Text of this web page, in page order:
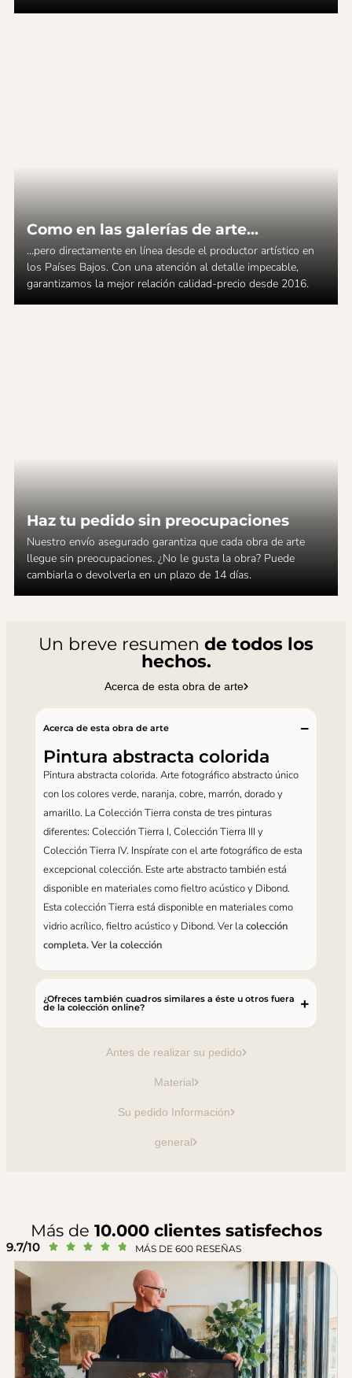
Como en las galerías de arte...
...pero directamente en línea desde el productor artístico en
los Países Bajos. Con una atención al detalle impecable,
garantizamos la mejor relación calidad-precio desde 2016.
Haz tu pedido sin preocupaciones
Nuestro envío asegurado garantiza que cada obra de arte
llegue sin preocupaciones. ¿No le gusta la obra? Puede
cambiarla o devolverla en un plazo de 14 días.
Un breve resumen de todos los
hechos.
Acerca de esta obra de arte
Antes de realizar su pedido
Material
Su pedido Información
general
Acerca de esta obra de arte
Pintura abstracta colorida
Pintura abstracta colorida. Arte fotográfico abstracto único
con los colores verde, naranja, cobre, marrón, dorado y
amarillo. La Colección Tierra consta de tres pinturas
diferentes: Colección Tierra I, Colección Tierra III y
Colección Tierra IV. Inspírate con el arte fotográfico de esta
excepcional colección. Este arte abstracto también está
disponible en materiales como fieltro acústico y Dibond.
Esta colección Tierra está disponible en materiales como
vidrio acrílico, fieltro acústico y Dibond. Ver la colección
completa. Ver la colección
¿Ofreces también cuadros similares a éste u otros fuera
de la colección online?
Más de 10.000 clientes satisfechos
9.7/10      MÁS DE 600 RESEÑAS